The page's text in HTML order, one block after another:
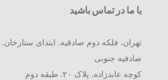
با ما در تماس باشید
تهران. فلکه دوم صادقیه. ابتدای
صادقیه جنوبی
کوچه عابدزاده. پلاک ۲۰. طبقه دوم